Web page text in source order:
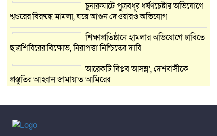
চুনারুঘাটে পুত্রবধূর ধর্ষণচেষ্টার অভিযোগে
শ্বশুরের বিরুদ্ধে মামলা, ঘরে আগুন দেওয়ারও অভিযোগ
শিক্ষাপ্রতিষ্ঠানে হামলার অভিযোগে ঢাবিতে
ছাত্রশিবিরের বিক্ষোভ, নিরাপত্তা নিশ্চিতের দাবি
আরেকটি বিপ্লব আসন্ন’, দেশবাসীকে
প্রস্তুতির আহ্বান জামায়াত আমিরের